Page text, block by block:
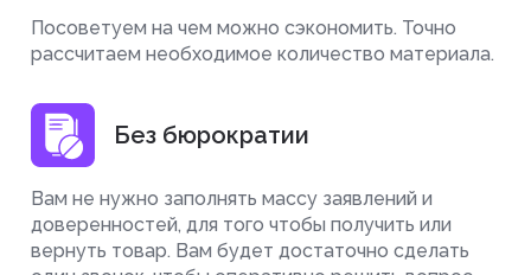
Посоветуем на чем можно сэкономить. Точно
рассчитаем необходимое количество материала.
Без бюрократии
Вам не нужно заполнять массу заявлений и
доверенностей, для того чтобы получить или
вернуть товар. Вам будет достаточно сделать